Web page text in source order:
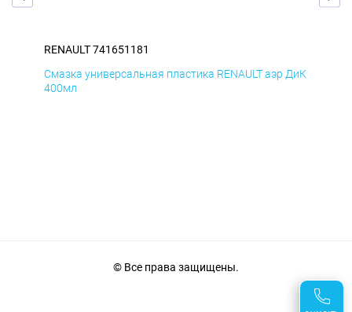
RENAULT 741651181
Смазка универсальная пластика RENAULT аэр ДиК
400мл
© Все права защищены.